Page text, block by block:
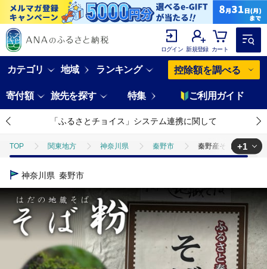
ログイン 新規登録 カート
カテゴリ 地域 ランキング 控除額を調べる
寄付額 旅先を探す 特集 ご利用ガイド
「ふるさとチョイス」システム連携に関して
TOP 関東地方 神奈川県 秦野市 秦野産そば粉（1kg）
TOP
+1
神奈川県 秦野市